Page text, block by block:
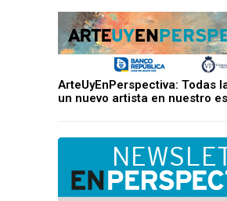
ArteUyEnPerspectiva: Todas
un nuevo artista en nuestro